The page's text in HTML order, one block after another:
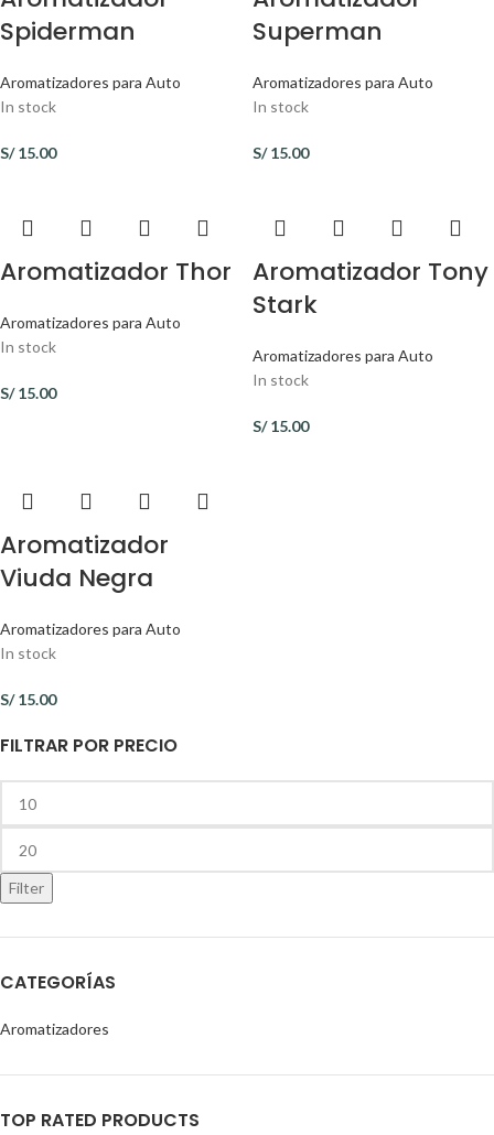
FILTRAR POR PRECIO
Filter
CATEGORÍAS
Aromatizadores
TOP RATED PRODUCTS
Spiderman
Aromatizadores para Auto
In stock
S/15.00
Superman
Aromatizadores para Auto
In stock
S/15.00
Aromatizador Thor
Aromatizadores para Auto
In stock
S/15.00
Aromatizador Tony
Stark
Aromatizadores para Auto
In stock
S/15.00
Aromatizador
Viuda Negra
Aromatizadores para Auto
In stock
S/15.00